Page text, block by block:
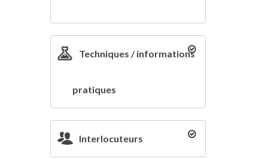
Techniques / informations
pratiques
Interlocuteurs